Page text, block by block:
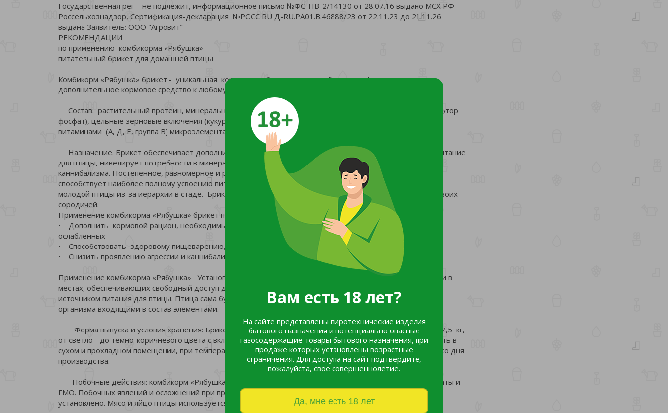
Вам есть 18 лет?
На сайте представлены пиротехнические изделия
бытового назначения и потенциально опасные
газосодержащие товары бытового назначения, при
продаже которых установлены возрастные
ограничения. Для доступа на сайт подтвердите,
пожалуйста, свое совершеннолетие.
Да, мне есть 18 лет
Государственная рег- -не подлежит, информационное письмо №ФС-НВ-2/14130 от 28.07.16 выдано МСХ РФ
Россельхознадзор, Сертификация-декларация №РОСС RU Д-RU.РА01.В.46888/23 от 22.11.23 до 21.11.26
выдана Заявитель: ООО "Агровит"
РЕКОМЕНДАЦИИ
по применению комбикорма «Рябушка»
питательный брикет для домашней птицы
Комбикорм «Рябушка» брикет - уникальная кормовая добавка с многообразными функциями и как
дополнительное кормовое средство к любому рациону домашней, дикой и декоративной птицы.
Состав: растительный протеин, минеральные составляющие по кальцию и фосфору (ракушка, мел, дефтор
фосфат), цельные зерновые включения (кукуруза, подсолнечник, ячмень) с источником сахаров,
витаминами (А, Д, Е, группа В) микроэлементами(Fe, Mn, Cu, Zn,Co, Se) и поваренной солью.
Назначение. Брикет обеспечивает дополнительное витаминно-минеральное, белковое, углеводное питание
для птицы, нивелирует потребности в минеральных и витаминных веществах, профилактирует случаи
каннибализма. Постепенное, равномерное и регулярное поступление компонентов брикета в организм
способствует наиболее полному усвоению питательных веществ. Позволяет снизить дефицит в питании
молодой птицы из-за иерархии в стаде. Брикет эффективно привлекает и отвлекает птицу от расклева своих
сородичей.
Применение комбикорма «Рябушка» брикет позволит:
• Дополнить кормовой рацион, необходимыми компонентами питания для птицы, включая молодых и
ослабленных
• Способствовать здоровому пищеварению, повышению продуктивности
• Снизить проявлению агрессии и каннибализма.
Применение комбикорма «Рябушка» Установить или подвесить брикет с помощью крупноячеистой сетки в
местах, обеспечивающих свободный доступ для птицы. Данный брикет не может быть единственным
источником питания для птицы. Птица сама будет склевывать брикет в зависимости от обеспеченности
организма входящими в состав элементами.
Форма выпуска и условия хранения: Брикет прямоугольной формы в термоусадочной пленке массой 2,5 кг,
от светло - до темно-коричневого цвета с включениями цельно-зерновой продукции и минералов. Хранить в
сухом и прохладном помещении, при температуре не выше 25°C и влажности не более 75% - 4 месяцев со дня
производства.
Побочные действия: комбикорм «Рябушка» брикет не содержит антибиотики, гормональные препараты и
ГМО. Побочных явлений и осложнений при применении брикета не выявлено, противопоказаний не
установлено. Мясо и яйцо птицы используется без ограничений.